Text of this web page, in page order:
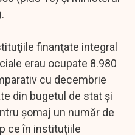
finanţate integral
erau ocupate 8.980
cu decembrie
din bugetul de stat şi
şomaj un număr de
ce în instituţiile